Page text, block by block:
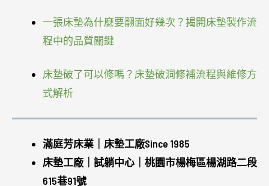
一張床墊為什麼要翻面好幾次？揭開床墊製作流
程中的品質關鍵
床墊破了可以修嗎？床墊破洞修補流程與維修方
式解析
滿庭芳床業｜床墊工廠Since 1985
床墊工廠｜試躺中心｜桃園市楊梅區楊湖路二段
615巷91號